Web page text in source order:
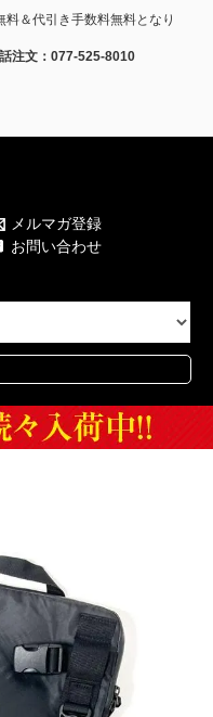
＆代引き手数料無料となり
注文：077-525-8010
メルマガ登録
お問い合わせ